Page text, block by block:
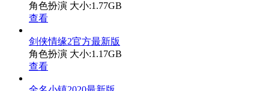
角色扮演 大小:1.77GB
查看
剑侠情缘2官方最新版
角色扮演 大小:1.17GB
查看